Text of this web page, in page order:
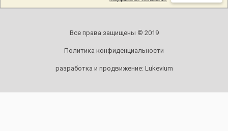
Все права защищены © 2019
Политика конфиденциальности
разработка и продвижение: Lukevium